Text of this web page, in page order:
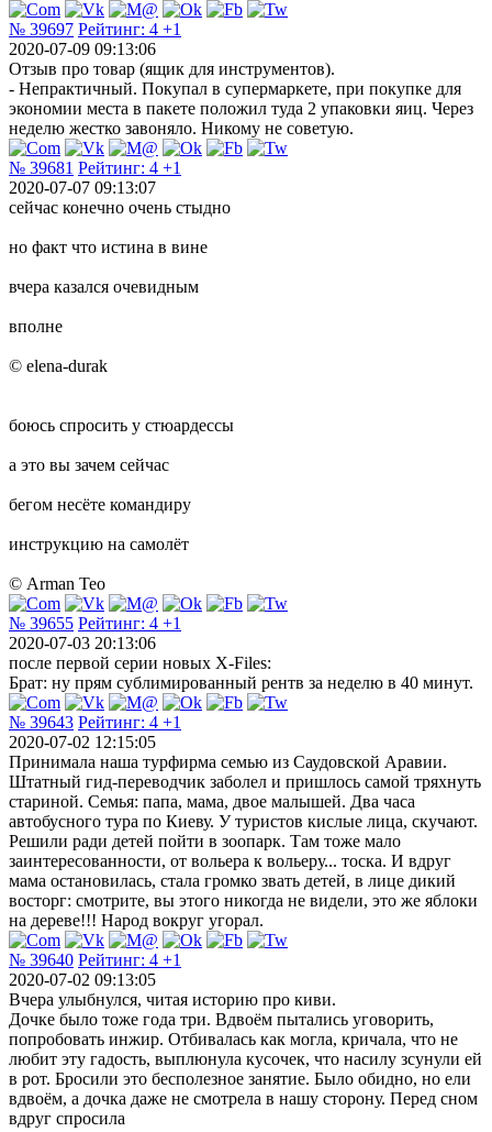
№ 39697 Рейтинг: 4 +1
2020-07-09 09:13:06
Отзыв про товар (ящик для инструментов).
- Непрактичный. Покупал в супермаркете, при покупке для
экономии места в пакете положил туда 2 упаковки яиц. Через
неделю жестко завоняло. Никому не советую.
№ 39681 Рейтинг: 4 +1
2020-07-07 09:13:07
сейчас конечно очень стыдно
но факт что истина в вине
вчера казался очевидным
вполне
© elena-durak
боюсь спросить у стюардессы
а это вы зачем сейчас
бегом несёте командиру
инструкцию на самолёт
© Arman Teo
№ 39655 Рейтинг: 4 +1
2020-07-03 20:13:06
после первой серии новых X-Files:
Брат: ну прям сублимированный рентв за неделю в 40 минут.
№ 39643 Рейтинг: 4 +1
2020-07-02 12:15:05
Принимала наша турфирма семью из Саудовской Аравии.
Штатный гид-переводчик заболел и пришлось самой тряхнуть
стариной. Семья: папа, мама, двое малышей. Два часа
автобусного тура по Киеву. У туристов кислые лица, скучают.
Решили ради детей пойти в зоопарк. Там тоже мало
заинтересованности, от вольера к вольеру... тоска. И вдруг
мама остановилась, стала громко звать детей, в лице дикий
восторг: смотрите, вы этого никогда не видели, это же яблоки
на дереве!!! Народ вокруг угорал.
№ 39640 Рейтинг: 4 +1
2020-07-02 09:13:05
Вчера улыбнулся, читая историю про киви.
Дочке было тоже года три. Вдвоём пытались уговорить,
попробовать инжир. Отбивалась как могла, кричала, что не
любит эту гадость, выплюнула кусочек, что насилу зсунули ей
в рот. Бросили это бесполезное занятие. Было обидно, но ели
вдвоём, а дочка даже не смотрела в нашу сторону. Перед сном
вдруг спросила